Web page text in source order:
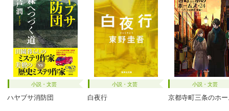
小説・文芸
ハヤブサ消防団
小説・文芸
白夜行
小説・文芸
京都寺町三条のホ